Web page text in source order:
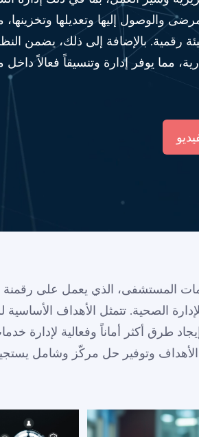
والوصول إليها وتعديلها
رقمية. بالإضافة إلى ذلك، يضمن
مما يوفر إدارة وتنسيقاً فعالاً
المستشفى، الذي يعمل على رقمنة
الصحية. تتمثل الأهداف
وتوفير حل مركّز وشامل يستجيب